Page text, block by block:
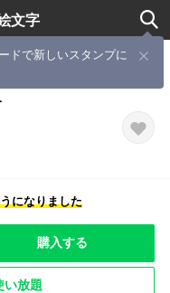
文字
ドで新しいスタンプに
星人2
になりました
購入する
い放題